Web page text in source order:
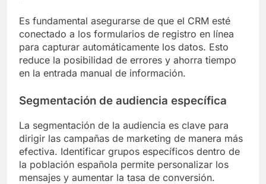
Es fundamental asegurarse de que el CRM esté
conectado a los formularios de registro en línea
para capturar automáticamente los datos. Esto
reduce la posibilidad de errores y ahorra tiempo
en la entrada manual de información.
Segmentación de audiencia específica
La segmentación de la audiencia es clave para
dirigir las campañas de marketing de manera más
efectiva. Identificar grupos específicos dentro de
la población española permite personalizar los
mensajes y aumentar la tasa de conversión.